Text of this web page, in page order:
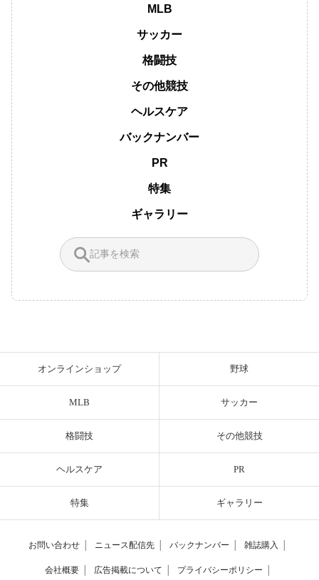
MLB
サッカー
格闘技
その他競技
ヘルスケア
バックナンバー
PR
特集
ギャラリー
オンラインショップ 野球
MLB サッカー
格闘技 その他競技
ヘルスケア PR
特集 ギャラリー
お問い合わせ ニュース配信先 バックナンバー 雑誌購入
会社概要 広告掲載について プライバシーポリシー